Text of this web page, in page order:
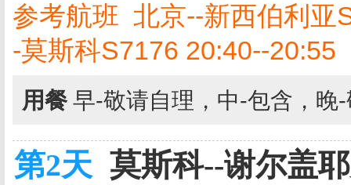
参考航班 北京--新西伯利亚
-莫斯科S7176 20:40--20:55
用餐 早-敬请自理，中-包含，晚
第2天 莫斯科--谢尔盖